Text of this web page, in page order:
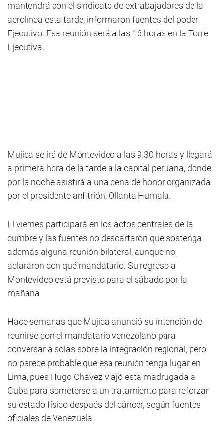
mantendrá con el sindicato de extrabajadores de la
aerolínea esta tarde, informaron fuentes del poder
Ejecutivo. Esa reunión será a las 16 horas en la Torre
Ejecutiva.
Mujica se irá de Montevideo a las 9.30 horas y llegará
a primera hora de la tarde a la capital peruana, donde
por la noche asistirá a una cena de honor organizada
por el presidente anfitrión, Ollanta Humala.
El viernes participará en los actos centrales de la
cumbre y las fuentes no descartaron que sostenga
además alguna reunión bilateral, aunque no
aclararon con qué mandatario. Su regreso a
Montevideo está previsto para el sábado por la
mañana
Hace semanas que Mujica anunció su intención de
reunirse con el mandatario venezolano para
conversar a solas sobre la integración regional, pero
no parece probable que esa reunión tenga lugar en
Lima, pues Hugo Chávez viajó esta madrugada a
Cuba para someterse a un tratamiento para reforzar
su estado físico después del cáncer, según fuentes
oficiales de Venezuela.